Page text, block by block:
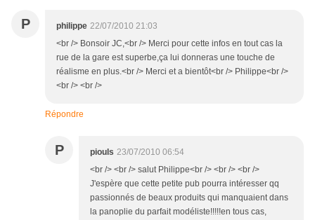
P philippe 22/07/2010 21:03
<br /> Bonsoir JC,<br /> Merci pour cette infos en tout cas la
rue de la gare est superbe,ça lui donneras une touche de
réalisme en plus.<br /> Merci et a bientôt<br /> Philippe<br />
<br /> <br />
Répondre
P piouls 23/07/2010 06:54
<br /> <br /> salut Philippe<br /> <br /> <br />
J'espère que cette petite pub pourra intéresser qq
passionnés de beaux produits qui manquaient dans
la panoplie du parfait modéliste!!!!!en tous cas,